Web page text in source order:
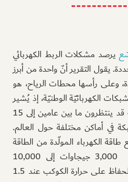
يرصد مشكلات الربط الكهربائي
يقول التقرير أنّ واحدة من أبرز
وعلى رأسها محطات الرياح، هو
الكهربائيّة الوطنيّة، إذ يُشير
التقرير إلى أنّ مطوّري هذه المحطّات قد ينتظرون ما بين عامين إلى 15
في أماكن مختلفة حول العالم.
طاقة الكهرباء المولّدة من الطاقة
المتجددة من مستواها الحالي عند 3,000 جيجاوات إلى 10,000
جيجاوات في العام 2030 من أجل الحفاظ على حرارة الكوكب عند 1.5